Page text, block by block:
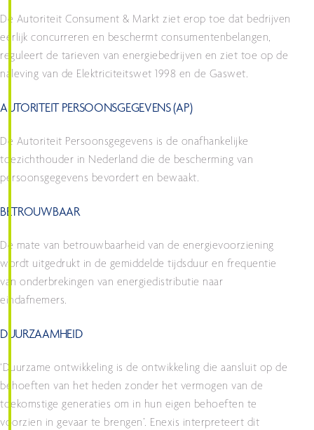
De Autoriteit Consument & Markt ziet erop toe dat bedrijven
eerlijk concurreren en beschermt consumentenbelangen,
reguleert de tarieven van energiebedrijven en ziet toe op de
naleving van de Elektriciteitswet 1998 en de Gaswet.
AUTORITEIT PERSOONSGEGEVENS (AP)
De Autoriteit Persoonsgegevens is de onafhankelijke
toezichthouder in Nederland die de bescherming van
persoonsgegevens bevordert en bewaakt.
BETROUWBAAR
De mate van betrouwbaarheid van de energievoorziening
wordt uitgedrukt in de gemiddelde tijdsduur en frequentie
van onderbrekingen van energiedistributie naar
eindafnemers.
DUURZAAMHEID
‘Duurzame ontwikkeling is de ontwikkeling die aansluit op de
behoeften van het heden zonder het vermogen van de
toekomstige generaties om in hun eigen behoeften te
voorzien in gevaar te brengen’. Enexis interpreteert dit